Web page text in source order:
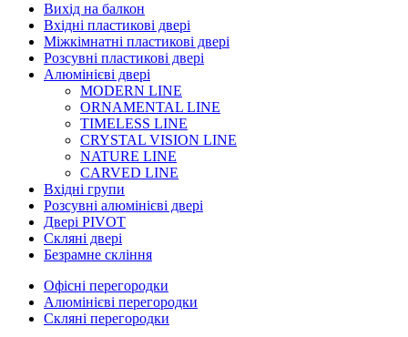
Вихід на балкон
Вхідні пластикові двері
Міжкімнатні пластикові двері
Розсувні пластикові двері
Алюмінієві двері
MODERN LINE
ORNAMENTAL LINE
TIMELESS LINE
CRYSTAL VISION LINE
NATURE LINE
CARVED LINE
Вхідні групи
Розсувні алюмінієві двері
Двері PIVOT
Скляні двері
Безрамне скління
Офісні перегородки
Алюмінієві перегородки
Скляні перегородки